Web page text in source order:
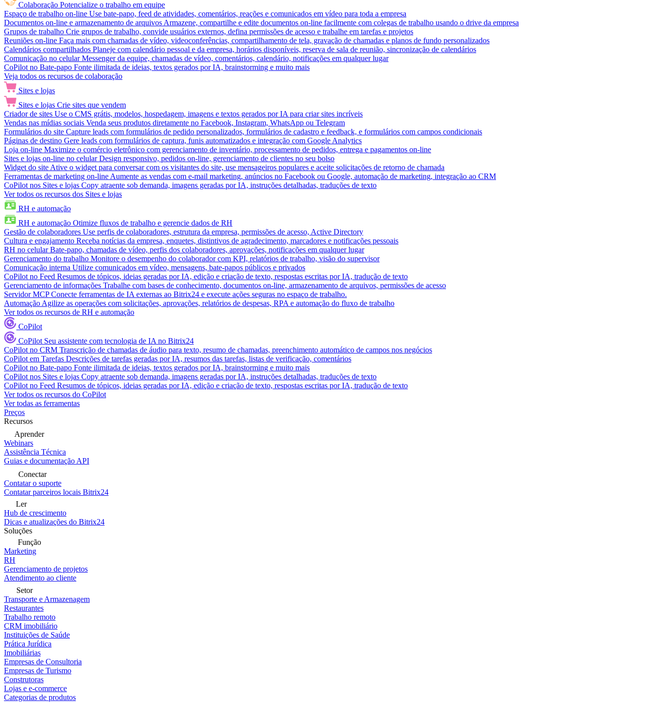
Colaboração Potencialize o trabalho em equipe
Espaço de trabalho on-line Use bate-papo, feed de atividades, comentários, reações e comunicados em vídeo para toda a empresa
Documentos on-line e armazenamento de arquivos Armazene, compartilhe e edite documentos on-line facilmente com colegas de trabalho usando o drive da empresa
Grupos de trabalho Crie grupos de trabalho, convide usuários externos, defina permissões de acesso e trabalhe em tarefas e projetos
Reuniões on-line Faça mais com chamadas de vídeo, videoconferências, compartilhamento de tela, gravação de chamadas e planos de fundo personalizados
Calendários compartilhados Planeje com calendário pessoal e da empresa, horários disponíveis, reserva de sala de reunião, sincronização de calendários
Comunicação no celular Messenger da equipe, chamadas de vídeo, comentários, calendário, notificações em qualquer lugar
CoPilot no Bate-papo Fonte ilimitada de ideias, textos gerados por IA, brainstorming e muito mais
Veja todos os recursos de colaboração
Sites e lojas
Sites e lojas Crie sites que vendem
Criador de sites Use o CMS grátis, modelos, hospedagem, imagens e textos gerados por IA para criar sites incríveis
Vendas nas mídias sociais Venda seus produtos diretamente no Facebook, Instagram, WhatsApp ou Telegram
Formulários do site Capture leads com formulários de pedido personalizados, formulários de cadastro e feedback, e formulários com campos condicionais
Páginas de destino Gere leads com formulários de captura, funis automatizados e integração com Google Analytics
Loja on-line Maximize o comércio eletrônico com gerenciamento de inventário, processamento de pedidos, entrega e pagamentos on-line
Sites e lojas on-line no celular Design responsivo, pedidos on-line, gerenciamento de clientes no seu bolso
Widget do site Ative o widget para conversar com os visitantes do site, use mensageiros populares e aceite solicitações de retorno de chamada
Ferramentas de marketing on-line Aumente as vendas com e-mail marketing, anúncios no Facebook ou Google, automação de marketing, integração ao CRM
CoPilot nos Sites e lojas Copy atraente sob demanda, imagens geradas por IA, instruções detalhadas, traduções de texto
Ver todos os recursos dos Sites e lojas
RH e automação
RH e automação Otimize fluxos de trabalho e gerencie dados de RH
Gestão de colaboradores Use perfis de colaboradores, estrutura da empresa, permissões de acesso, Active Directory
Cultura e engajamento Receba notícias da empresa, enquetes, distintivos de agradecimento, marcadores e notificações pessoais
RH no celular Bate-papo, chamadas de vídeo, perfis dos colaboradores, aprovações, notificações em qualquer lugar
Gerenciamento do trabalho Monitore o desempenho do colaborador com KPI, relatórios de trabalho, visão do supervisor
Comunicação interna Utilize comunicados em vídeo, mensagens, bate-papos públicos e privados
CoPilot no Feed Resumos de tópicos, ideias geradas por IA, edição e criação de texto, respostas escritas por IA, tradução de texto
Gerenciamento de informações Trabalhe com bases de conhecimento, documentos on-line, armazenamento de arquivos, permissões de acesso
Servidor MCP Conecte ferramentas de IA externas ao Bitrix24 e execute ações seguras no espaço de trabalho.
Automação Agilize as operações com solicitações, aprovações, relatórios de despesas, RPA e automação do fluxo de trabalho
Ver todos os recursos de RH e automação
CoPilot
CoPilot Seu assistente com tecnologia de IA no Bitrix24
CoPilot no CRM Transcrição de chamadas de áudio para texto, resumo de chamadas, preenchimento automático de campos nos negócios
CoPilot em Tarefas Descrições de tarefas geradas por IA, resumos das tarefas, listas de verificação, comentários
CoPilot no Bate-papo Fonte ilimitada de ideias, textos gerados por IA, brainstorming e muito mais
CoPilot nos Sites e lojas Copy atraente sob demanda, imagens geradas por IA, instruções detalhadas, traduções de texto
CoPilot no Feed Resumos de tópicos, ideias geradas por IA, edição e criação de texto, respostas escritas por IA, tradução de texto
Ver todos os recursos do CoPilot
Ver todas as ferramentas
Preços
Recursos
Aprender
Webinars
Assistência Técnica
Guias e documentação API
Conectar
Contatar o suporte
Contatar parceiros locais Bitrix24
Ler
Hub de crescimento
Dicas e atualizações do Bitrix24
Soluções
Função
Marketing
RH
Gerenciamento de projetos
Atendimento ao cliente
Setor
Transporte e Armazenagem
Restaurantes
Trabalho remoto
CRM imobiliário
Instituições de Saúde
Prática Jurídica
Imobiliárias
Empresas de Consultoria
Empresas de Turismo
Construtoras
Lojas e e-commerce
Categorias de produtos